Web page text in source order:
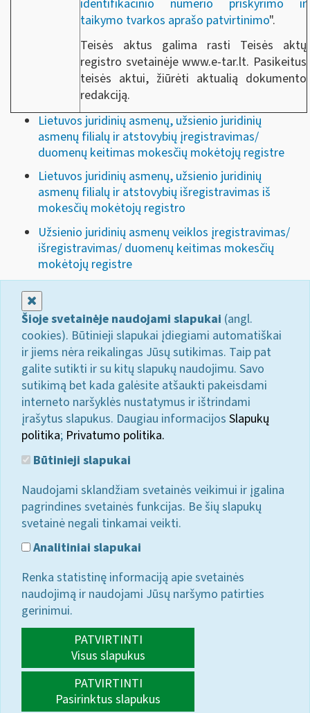
identifikacinio numerio priskyrimo ir
taikymo tvarkos aprašo patvirtinimo".
Teisės aktus galima rasti Teisės aktų
registro svetainėje www.e-tar.lt. Pasikeitus
teisės aktui, žiūrėti aktualią dokumento
redakciją.
Lietuvos juridinių asmenų, užsienio juridinių
asmenų filialų ir atstovybių įregistravimas/
duomenų keitimas mokesčių mokėtojų registre
Lietuvos juridinių asmenų, užsienio juridinių
asmenų filialų ir atstovybių išregistravimas iš
mokesčių mokėtojų registro
Užsienio juridinių asmenų veiklos įregistravimas/
išregistravimas/ duomenų keitimas mokesčių
mokėtojų registre
Šioje svetainėje naudojami slapukai (angl.
cookies). Būtinieji slapukai įdiegiami automatiškai
ir jiems nėra reikalingas Jūsų sutikimas. Taip pat
galite sutikti ir su kitų slapukų naudojimu. Savo
sutikimą bet kada galėsite atšaukti pakeisdami
interneto naršyklės nustatymus ir ištrindami
įrašytus slapukus. Daugiau informacijos Slapukų
politika; Privatumo politika.
Būtinieji slapukai
Naudojami sklandžiam svetainės veikimui ir įgalina
pagrindines svetainės funkcijas. Be šių slapukų
svetainė negali tinkamai veikti.
Analitiniai slapukai
Renka statistinę informaciją apie svetainės
naudojimą ir naudojami Jūsų naršymo patirties
gerinimui.
PATVIRTINTI
Visus slapukus
PATVIRTINTI
Pasirinktus slapukus